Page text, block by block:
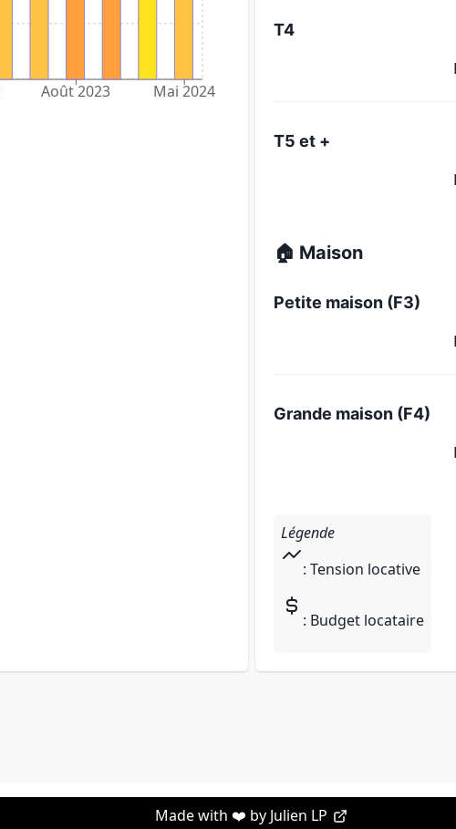
Août 2023 Mai 2024
T4
T5 et +
🏠 Maison
Petite maison (F3)
Grande maison (F4)
Légende
: Tension locative
: Budget locataire
Made with ❤️ by Julien LP